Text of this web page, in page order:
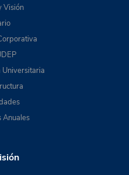
Visión
Universitaria
Anuales